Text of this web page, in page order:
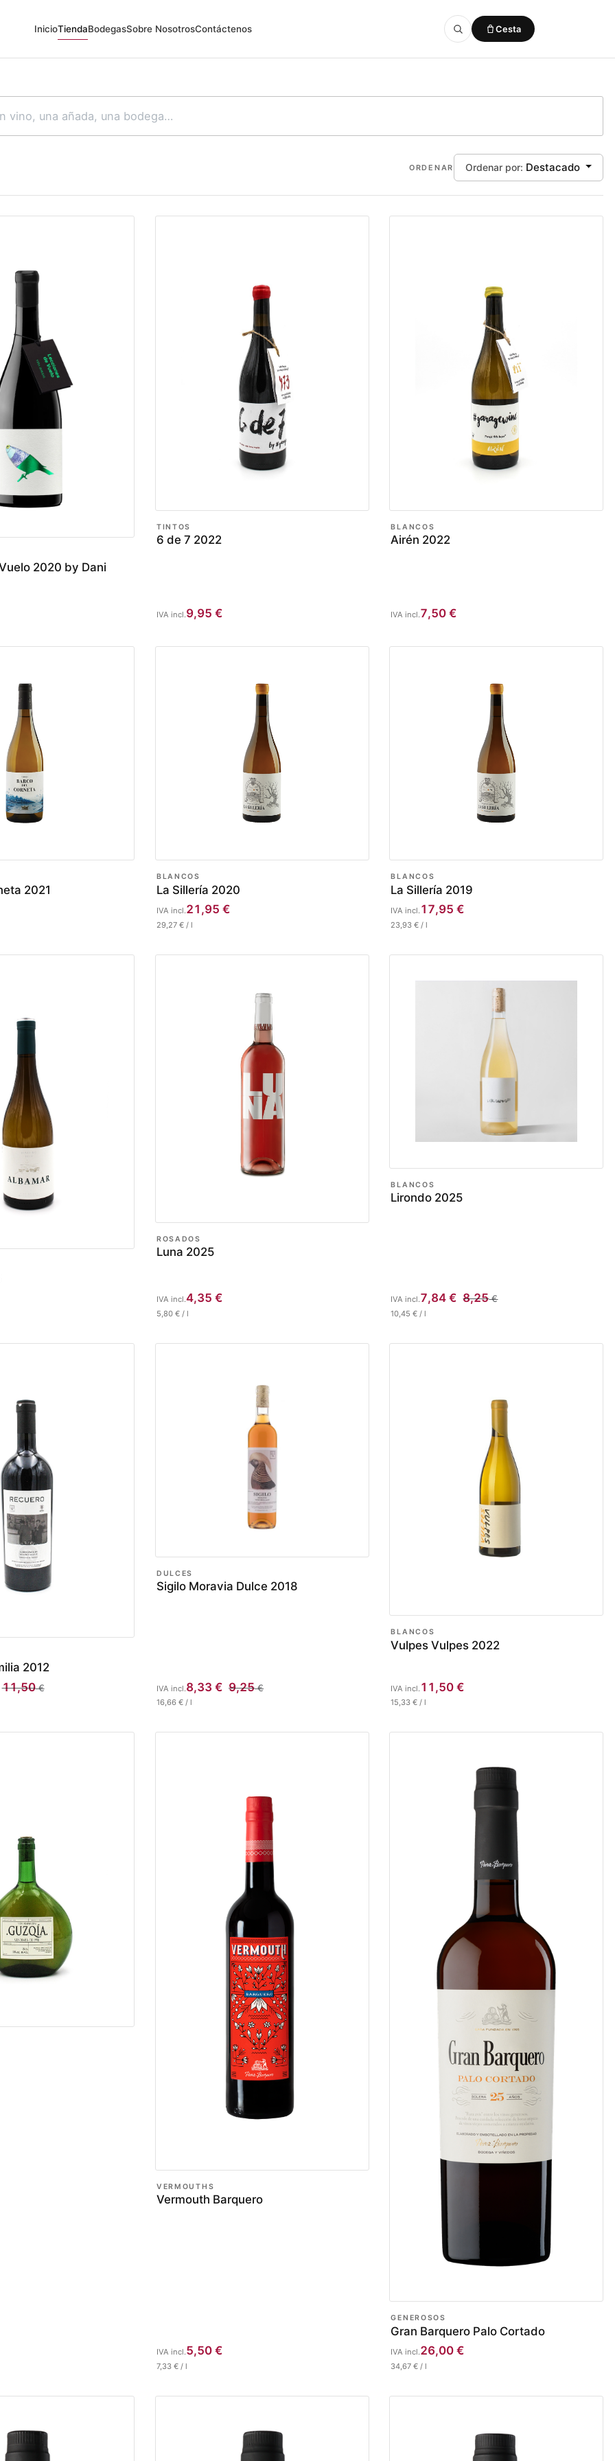
InicioTiendaBodegasSobre NosotrosContáctenos Cesta
ORDENAR Ordenar por: Destacado
2020 by Dani
TINTOS
6 de 7 2022
9,95 €
IVA incl.
BLANCOS
Airén 2022
7,50 €
IVA incl.
2021
BLANCOS
La Sillería 2020
21,95 €
IVA incl.
29,27 € / l
BLANCOS
La Sillería 2019
17,95 €
IVA incl.
23,93 € / l
ROSADOS
Luna 2025
4,35 €
IVA incl.
5,80 € / l
BLANCOS
Lirondo 2025
7,84 € 8,25€
IVA incl.
10,45 € / l
2012
11,50€
DULCES
Sigilo Moravia Dulce 2018
8,33 € 9,25€
IVA incl.
16,66 € / l
BLANCOS
Vulpes Vulpes 2022
11,50 €
IVA incl.
15,33 € / l
VERMOUTHS
Vermouth Barquero
5,50 €
IVA incl.
7,33 € / l
GENEROSOS
Gran Barquero Palo Cortado
26,00 €
IVA incl.
34,67 € / l